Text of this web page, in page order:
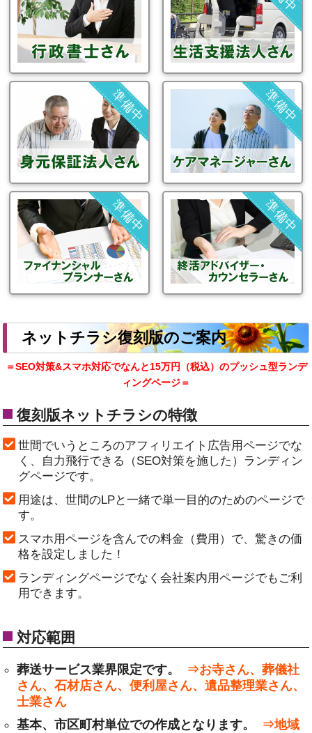
準備中 準備中
準備中 準備中
ネットチラシ復刻版のご案内
＝SEO対策&スマホ対応でなんと15万円（税込）のプッシュ型ランデ
ィングページ＝
復刻版ネットチラシの特徴
世間でいうところのアフィリエイト広告用ページでな
く、自力飛行できる（SEO対策を施した）ランディン
グページです。
用途は、世間のLPと一緒で単一目的のためのページで
す。
スマホ用ページを含んでの料金（費用）で、驚きの価
格を設定しました！
ランディングページでなく会社案内用ページでもご利
用できます。
対応範囲
葬送サービス業界限定です。
⇒お寺さん、葬儀社
さん、石材店さん、便利屋さん、遺品整理業さん、
士業さん
基本、市区町村単位での作成となります。
⇒地域